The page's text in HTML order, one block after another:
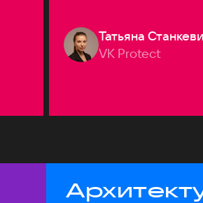
Татьяна
VK Protect